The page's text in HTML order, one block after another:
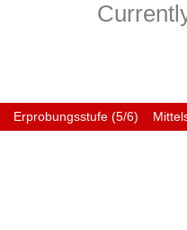
Erprobungsstufe (5/6)